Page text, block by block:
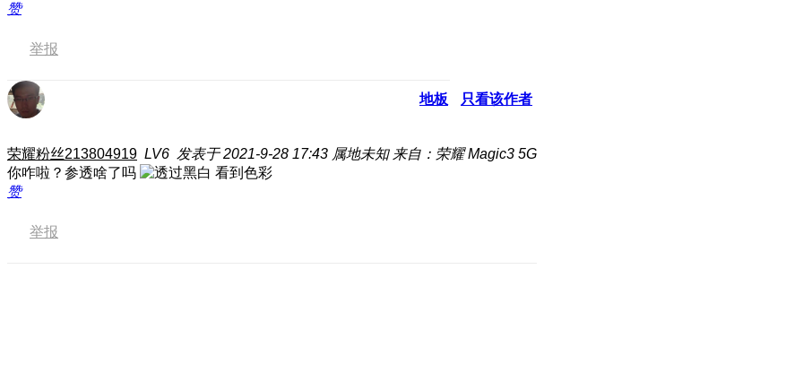
赞
举报
地板 只看该作者
荣耀粉丝213804919 LV6 发表于 2021-9-28 17:43 属地未知 来自：荣耀 Magic3 5G
你咋啦？参透啥了吗
赞
举报